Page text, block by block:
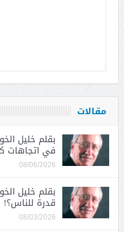
مقالات
بقلم خليل
في اتجاهات
08/06/2026
بقلم خليل
قدرة للناس؟!
08/03/2026